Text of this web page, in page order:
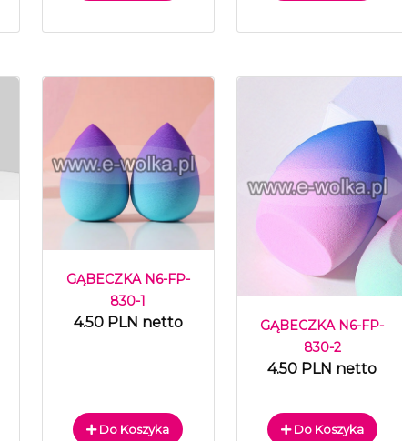
GĄBECZKA N6-FP-
830-1
4.50 PLN netto
Do Koszyka
GĄBECZKA N6-FP-
830-2
4.50 PLN netto
Do Koszyka